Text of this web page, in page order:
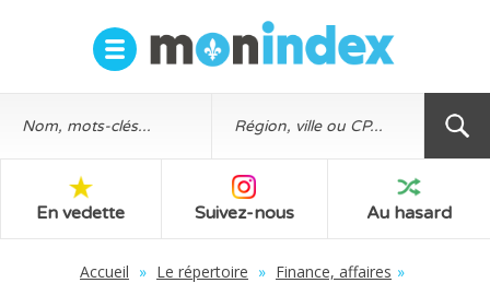
En vedette Suivez-nous Au hasard
Accueil » Le répertoire » Finance, affaires »